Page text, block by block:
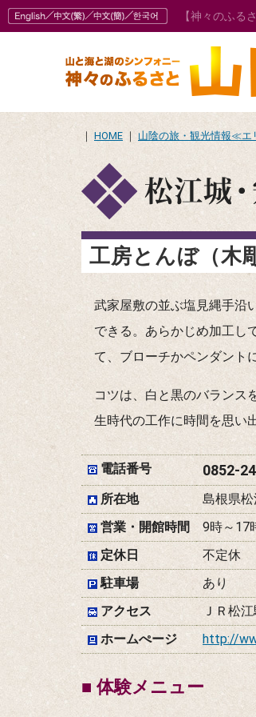
【神々のふ
｜ HOME ｜ 山陰の旅・観光情報≪
工房とんぼ（木
武家屋敷の並ぶ塩見縄手沿
できる。あらかじめ加工し
て、ブローチかペンダント
コツは、白と黒のバランス
生時代の工作に時間を思い
電話番号 0852-
所在地
島根県
営業・開館時間
9時～
定休日
不定休
駐車場
あり
アクセス
ＪＲ松
ホームぺージ
http://
■ 体験メニュー